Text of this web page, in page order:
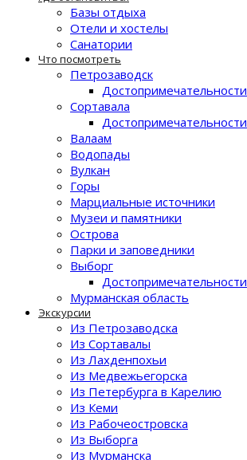
Базы отдыха
Отели и хостелы
Санатории
Что посмотреть
Петрозаводск
Достопримечательности
Сортавала
Достопримечательности
Валаам
Водопады
Вулкан
Горы
Марциальные источники
Музеи и памятники
Острова
Парки и заповедники
Выборг
Достопримечательности
Мурманская область
Экскурсии
Из Петрозаводска
Из Сортавалы
Из Лахденпохьи
Из Медвежьегорска
Из Петербурга в Карелию
Из Кеми
Из Рабочеостровска
Из Выборга
Из Мурманска